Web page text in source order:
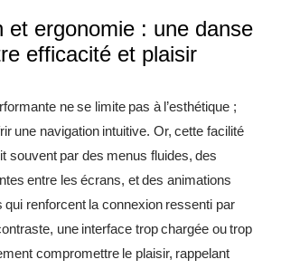
et ergonomie : une danse
efficacité et plaisir
ne se limite pas à l’esthétique ;
une navigation intuitive. Or, cette facilité
souvent par des menus fluides, des
entre les écrans, et des animations
renforcent la connexion ressenti par
une interface trop chargée ou trop
compromettre le plaisir, rappelant